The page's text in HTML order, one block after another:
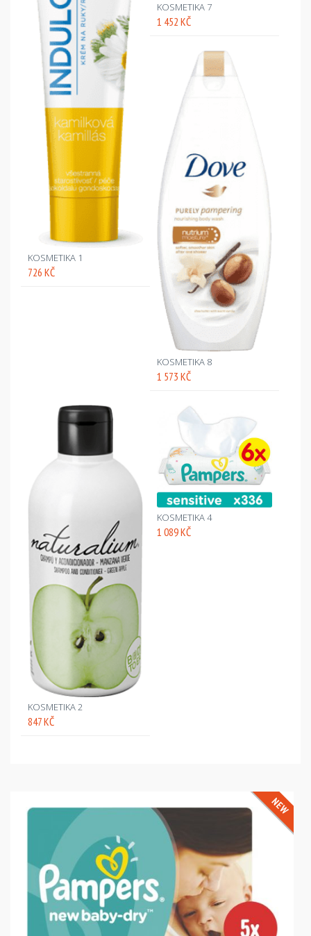
KOSMETIKA 1
726 KČ
KOSMETIKA 7
1 452 KČ
KOSMETIKA 8
1 573 KČ
KOSMETIKA 2
847 KČ
KOSMETIKA 4
1 089 KČ